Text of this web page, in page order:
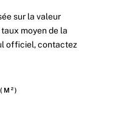
sur la valeur
moyen de la
officiel, contactez